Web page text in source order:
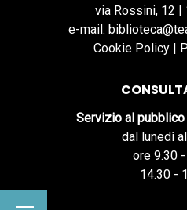
via Rossini, 12 |
e-mail:
Cookie Policy |
Servizio al
dal lunedì
ore 9.30
14.30 -